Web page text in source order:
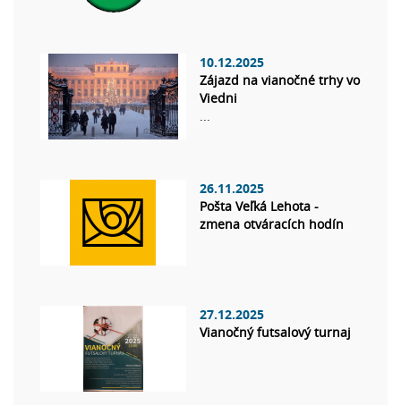
10.12.2025
Zájazd na vianočné trhy vo
Viedni
...
26.11.2025
Pošta Veľká Lehota -
zmena otváracích hodín
27.12.2025
Vianočný futsalový turnaj